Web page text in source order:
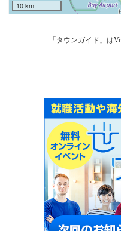
10 km
「タウンガイド」は